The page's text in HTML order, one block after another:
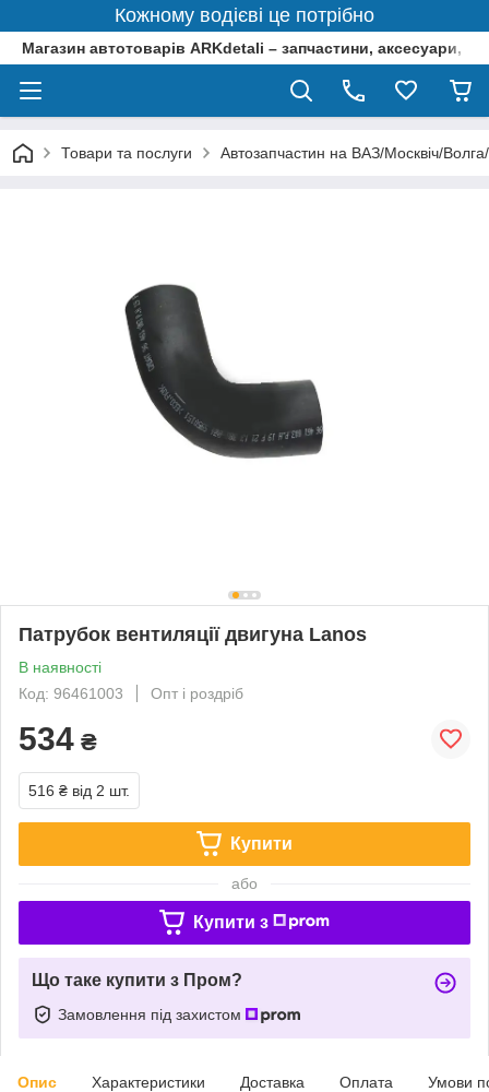
Кожному водієві це потрібно
Магазин автотоварів ARKdetali – запчастини, аксесуари,
Товари та послуги Автозапчастин на ВАЗ/Москвіч/
Патрубок вентиляції двигуна Lanos
В наявності
Код: 96461003
Опт і роздріб
534 ₴
516 ₴ від 2 шт.
Купити
або
Купити з
Що таке купити з Пром?
Замовлення під захистом
Опис Характеристики Доставка Оплата Умови